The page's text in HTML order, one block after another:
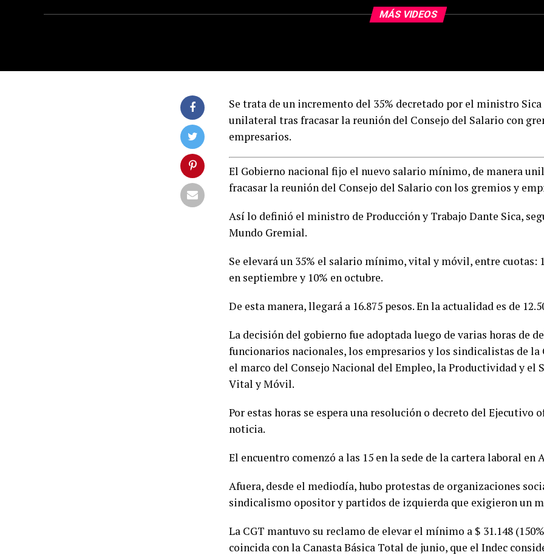
MÁS VIDEOS
Se trata de un incremento del 35% decretado por el ministro
unilateral tras fracasar la reunión del Consejo del Salario con
empresarios.
El Gobierno nacional fijo el nuevo salario mínimo, de manera
fracasar la reunión del Consejo del Salario con los gremios y
Así lo definió el ministro de Producción y Trabajo Dante Sica,
Mundo Gremial.
Se elevará un 35% el salario mínimo, vital y móvil, entre cuotas:
en septiembre y 10% en octubre.
De esta manera, llegará a 16.875 pesos. En la actualidad es de
La decisión del gobierno fue adoptada luego de varias horas de
funcionarios nacionales, los empresarios y los sindicalistas de la
el marco del Consejo Nacional del Empleo, la Productividad y el
Vital y Móvil.
Por estas horas se espera una resolución o decreto del Ejecutivo
noticia.
El encuentro comenzó a las 15 en la sede de la cartera laboral en
Afuera, desde el mediodía, hubo protestas de organizaciones
sindicalismo opositor y partidos de izquierda que exigieron un
La CGT mantuvo su reclamo de elevar el mínimo a $ 31.148
coincida con la Canasta Básica Total de junio, que el Indec